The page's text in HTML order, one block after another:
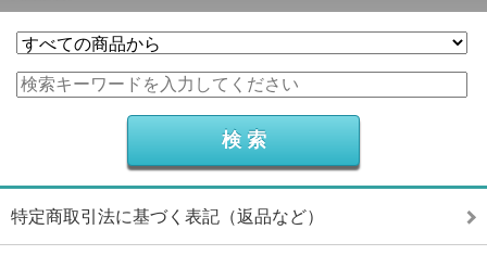
特定商取引法に基づく表記（返品など）